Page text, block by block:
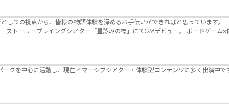
クを中心に活動し、現在イマーシブシアター・体験型コンテンツに多く出演中で